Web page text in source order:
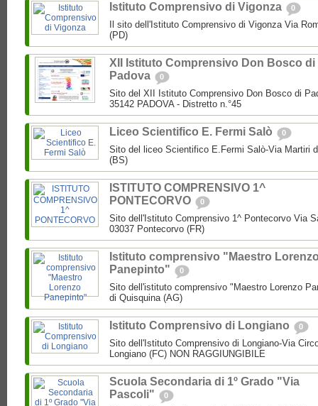
Istituto Comprensivo di Vigonza 0
Il sito dell'Istituto Comprensivo di Vigonza Via
(PD)
XII Istituto Comprensivo Don Bosco di
Padova
0
Sito del XII Istituto Comprensivo Don Bosco di
35142 PADOVA - Distretto n.°45
Liceo Scientifico E. Fermi Salò 0
Sito del liceo Scientifico E.Fermi Salò-Via Martiri
(BS)
ISTITUTO COMPRENSIVO 1^
PONTECORVO
0
Sito dell'Istituto Comprensivo 1^ Pontecorvo Via
03037 Pontecorvo (FR)
Istituto comprensivo "Maestro
Panepinto"
0
Sito dell'istituto comprensivo "Maestro Lorenzo
di Quisquina (AG)
Istituto Comprensivo di Longiano 0
Sito dell'Istituto Comprensivo di Longiano-Via
Longiano (FC) NON RAGGIUNGIBILE
Scuola Secondaria di 1º Grado "Via
Pascoli"
0